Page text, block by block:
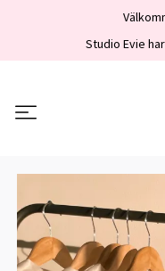
Studio Evie